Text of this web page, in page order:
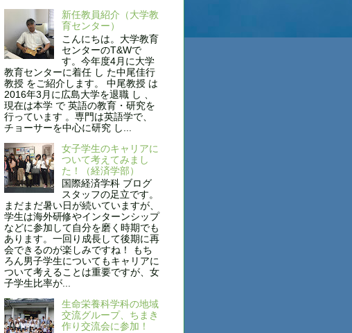
新任教員紹介（大学教
育センター）
こんにちは。大学教育
センターのT&Wで
す。今年度4月に大学
教育センターに着任 し た中尾佳行
教授 をご紹介します。 中尾教授 は
2016年3月に広島大学を退職 し 、
現在は本学 で 英語の教育・研究を
行っています 。専門は英語学で、
チョーサーを中心に研究 し...
女子学生のキャリアに
ついて考えてみまし
た！（経済学部）
国際経済学科 ブログ
スタッフの足立です。
まだまだ暑い日が続いていますが、
学生は海外研修やインターンシップ
などに参加して自分を磨く時期でも
あります。一回り成長して後期に再
会できるのが楽しみですね！ もち
ろん男子学生についてもキャリアに
ついて考えることは重要ですが、女
子学生比率が...
生命栄養科学科の地域
交流グループ、ちまき
作り交流会に参加！